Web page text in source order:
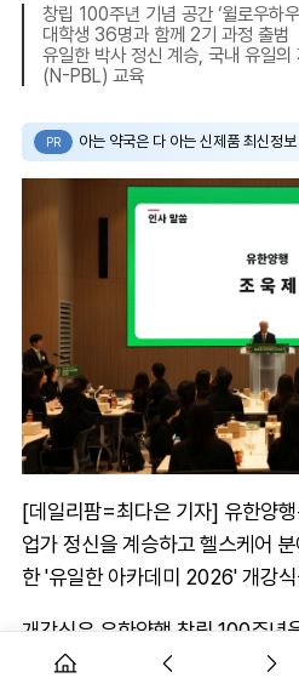
창립 100주년 기념 공간 ‘윌로우하
대학생 36명과 함께 2기 과정 출범
유일한 박사 정신 계승, 국내 유일의
(N-PBL) 교육
PR 아는 약국은 다 아는 신제품 최신정보
[데일리팜=최다은 기자] 유한양행
업가 정신을 계승하고 헬스케어
한 '유일한 아카데미 2026' 개강
개강식은 유한양행 창립 100주년
우스'에서 열렸으며, 선발 과정을